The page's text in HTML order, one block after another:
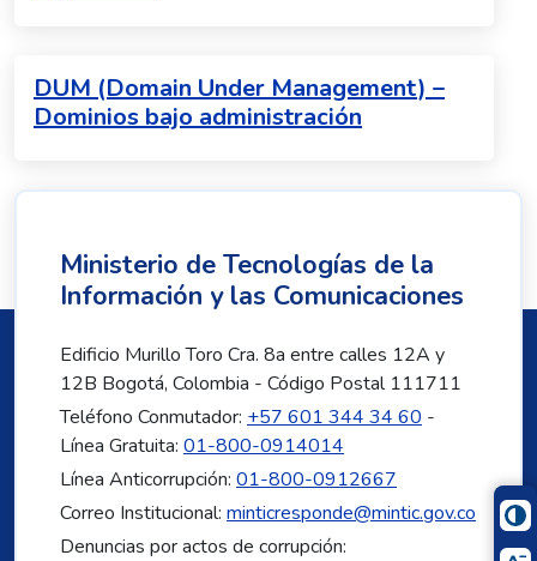
DUM (Domain Under Management) –
Dominios bajo administración
Ministerio de Tecnologías de la
Información y las Comunicaciones
Edificio Murillo Toro Cra. 8a entre calles 12A y
12B Bogotá, Colombia - Código Postal 111711
Teléfono Conmutador: +57 601 344 34 60 -
Línea Gratuita: 01-800-0914014
Línea Anticorrupción: 01-800-0912667
Correo Institucional: minticresponde@mintic.gov.co
Denuncias por actos de corrupción: